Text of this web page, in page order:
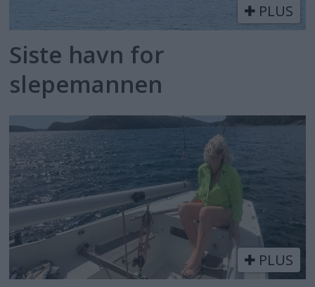
PLUS
Siste havn for
slepemannen
PLUS